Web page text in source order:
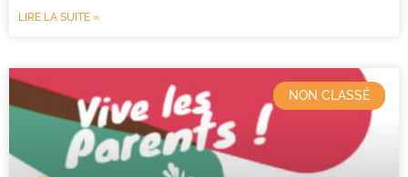
LIRE LA SUITE »
NON CLASSÉ